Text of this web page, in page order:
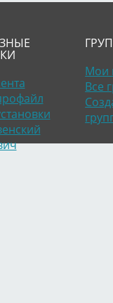
Мои
Все